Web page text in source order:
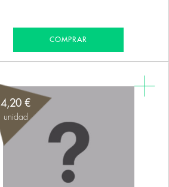
COMPRAR
4,20 €
unidad